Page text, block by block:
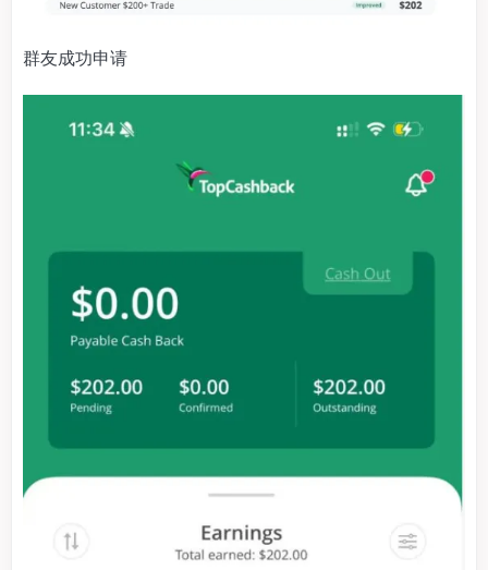
群友成功申请